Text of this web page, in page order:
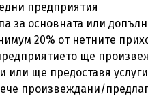
предприятия
за основната или
20% от нетните
ще
или ще предоставя
произвеждани/